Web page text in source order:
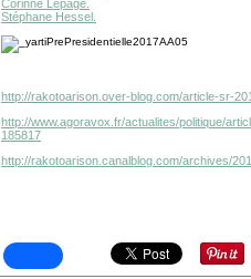
Corinne Lepage.
Stéphane Hessel.
http://rakotoarison.over-blog.com/article-sr-
http://www.agoravox.fr/actualites/politique/
185817
http://rakotoarison.canalblog.com/archives/